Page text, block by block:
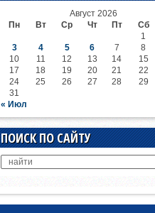
Август 2026
Пн
Вт Ср Чт Пт Сб
1
3
4 5 6 7 8
10
11 12 13 14 15
17
18 19 20 21 22
24
25 26 27 28 29
31
« Июл
ПОИСК ПО САЙТУ